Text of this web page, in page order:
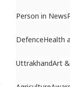
Person in News
DefenceHealth
UttrakhandArt